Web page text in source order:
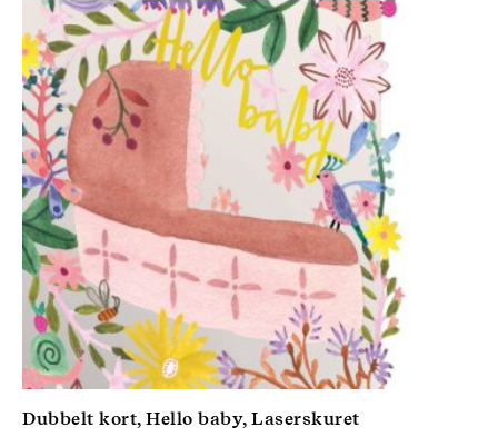
Dubbelt kort, Hello baby, Laserskuret